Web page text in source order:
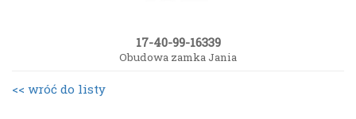
17-40-99-16339
Obudowa zamka Jania
<< wróć do listy